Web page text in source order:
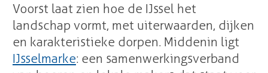
Voorst laat zien hoe de IJssel het
landschap vormt, met uiterwaarden, dijken
en karakteristieke dorpen. Middenin ligt
IJsselmarke: een samenwerkingsverband